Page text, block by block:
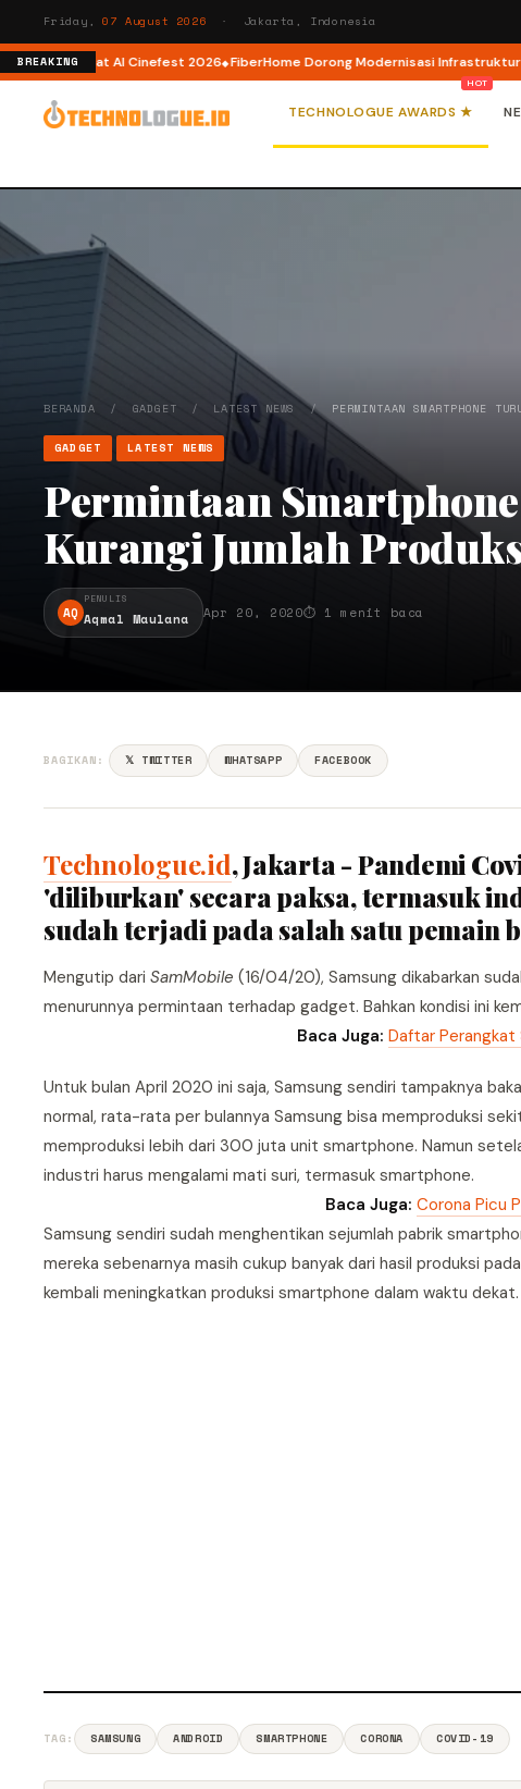
Friday,07 August 2026 · Jakarta, Indonesia
BREAKING
AI lewat AI Cinefest 2026 FiberHome Dorong Modernisasi Infrastruktur ISP
TECHNOLOGUE AWARDS ★
BERANDA / GADGET / LATEST NEWS / PERMINTAAN SMARTPHONE
GADGET LATEST NEWS
Permintaan
Kurangi Jumlah
AQ
PENULIS
Aqmal Maulana Apr 20, 2020⏱ 1 menit baca
BAGIKAN: 𝕏 TWITTER WHATSAPP FACEBOOK
Technologue.id, Jakarta - Pandemi
'diliburkan' secara paksa, termasuk
sudah terjadi pada salah satu pemain
Mengutip dari SamMobile (16/04/20), Samsung dikabarkan
menurunnya permintaan terhadap gadget. Bahkan kondisi ini
Baca Juga: Daftar Perangkat
Untuk bulan April 2020 ini saja, Samsung sendiri tampaknya
normal, rata-rata per bulannya Samsung bisa memproduksi
memproduksi lebih dari 300 juta unit smartphone. Namun
industri harus mengalami mati suri, termasuk smartphone.
Baca Juga: Corona Picu
Samsung sendiri sudah menghentikan sejumlah pabrik
mereka sebenarnya masih cukup banyak dari hasil produksi
kembali meningkatkan produksi smartphone dalam waktu dekat.
TAG: SAMSUNG ANDROID SMARTPHONE CORONA COVID-19